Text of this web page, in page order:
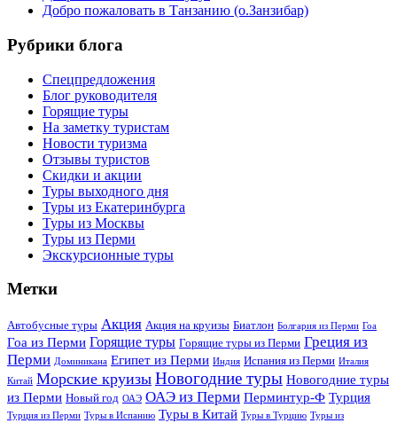
Добро пожаловать в Танзанию (о.Занзибар)
Рубрики блога
Cпецпредложения
Блог руководителя
Горящие туры
На заметку туристам
Новости туризма
Отзывы туристов
Скидки и акции
Туры выходного дня
Туры из Екатеринбурга
Туры из Москвы
Туры из Перми
Экскурсионные туры
Метки
Автобусные туры Акция Акция на круизы Биатлон Болгария из Перми Гоа
Гоа из Перми Горящие туры Горящие туры из Перми Греция из
Перми Доминикана Египет из Перми Индия Испания из Перми Италия
Китай Морские круизы Новогодние туры Новогодние туры
из Перми Новый год ОАЭ ОАЭ из Перми Перминтур-Ф Турция
Турция из Перми Туры в Испанию Туры в Китай Туры в Турцию Туры из